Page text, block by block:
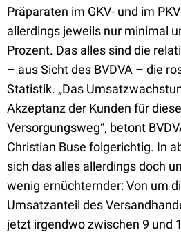
Präparaten im GKV- und im
allerdings jeweils nur minimal
Prozent. Das alles sind die
– aus Sicht des BVDVA – die
Statistik. „Das
Akzeptanz der Kunden für
Versorgungsweg“, betont
Christian Buse folgerichtig. In
sich das alles allerdings doch
wenig ernüchternder: Von um
Umsatzanteil des
jetzt irgendwo zwischen 9 und